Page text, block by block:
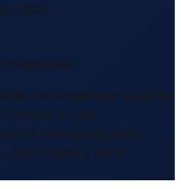
2026
Informationen basieren
und
Bedeutung eines
Alle Angaben ohne